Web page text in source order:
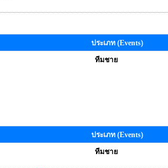
ประเภท (Events)
ทีมชาย
ประเภท (Events)
ทีมชาย